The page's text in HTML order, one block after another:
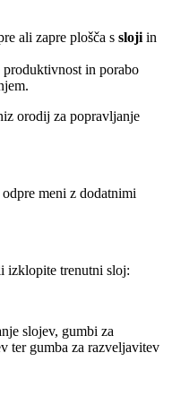
ali zapre plošča s sloji in
in porabo
orodij za popravljanje
meni z dodatnimi
izklopite trenutni sloj:
slojev, gumbi za
ter gumba za razveljavitev